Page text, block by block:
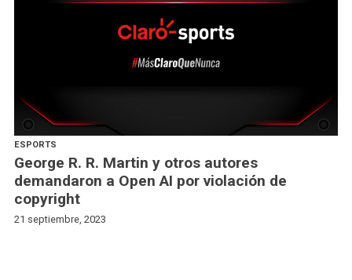
ESPORTS
George R. R. Martin y otros autores
demandaron a Open AI por violación de
copyright
21 septiembre, 2023